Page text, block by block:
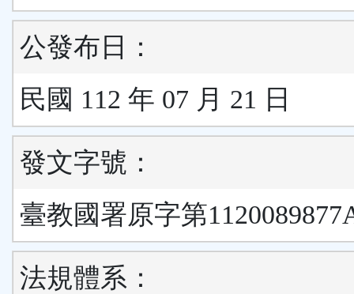
公發布日：
民國 112 年 07 月 21 日
發文字號：
臺教國署原字第
法規體系：